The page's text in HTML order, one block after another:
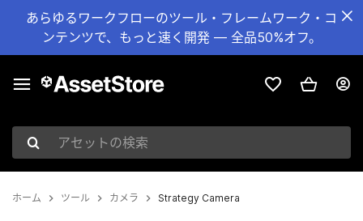
あらゆるワークフローのツール・フレームワーク・コ
ンテンツで、もっと速く開発 — 全品50%オフ。
アセットの検索
ホーム ツール カメラ Strategy Camera